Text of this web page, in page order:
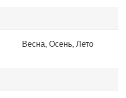
Весна, Осень, Лето